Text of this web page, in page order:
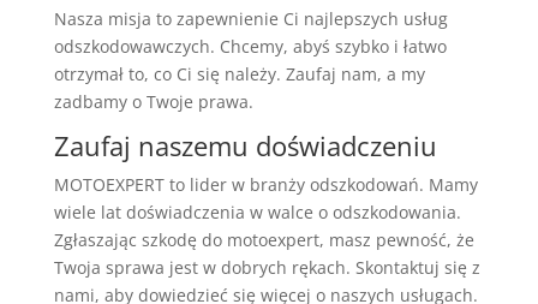
Nasza misja to zapewnienie Ci najlepszych usług
odszkodowawczych. Chcemy, abyś szybko i łatwo
otrzymał to, co Ci się należy. Zaufaj nam, a my
zadbamy o Twoje prawa.
Zaufaj naszemu doświadczeniu
MOTOEXPERT to lider w branży odszkodowań. Mamy
wiele lat doświadczenia w walce o odszkodowania.
Zgłaszając szkodę do motoexpert, masz pewność, że
Twoja sprawa jest w dobrych rękach. Skontaktuj się z
nami, aby dowiedzieć się więcej o naszych usługach.